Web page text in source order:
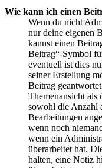
Wie kann ich einen
Wenn du nicht
nur deine eigenen
kannst einen
Beitrag“-Symbol
eventuell ist dies
seiner Erstellung
Beitrag
Themenansicht als
sowohl die Anzahl
Bearbeitungen
wenn noch
wenn ein
überarbeitet hat.
halten, eine Notiz